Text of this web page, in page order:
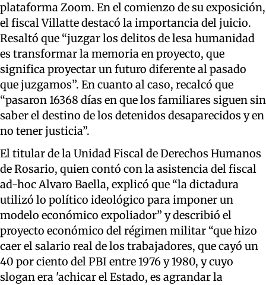
plataforma Zoom. En el comienzo de su exposición,
el fiscal Villatte destacó la importancia del juicio.
Resaltó que “juzgar los delitos de lesa humanidad
es transformar la memoria en proyecto, que
significa proyectar un futuro diferente al pasado
que juzgamos”. En cuanto al caso, recalcó que
“pasaron 16368 días en que los familiares siguen sin
saber el destino de los detenidos desaparecidos y en
no tener justicia”.
El titular de la Unidad Fiscal de Derechos Humanos
de Rosario, quien contó con la asistencia del fiscal
ad-hoc Alvaro Baella, explicó que “la dictadura
utilizó lo político ideológico para imponer un
modelo económico expoliador” y describió el
proyecto económico del régimen militar “que hizo
caer el salario real de los trabajadores, que cayó un
40 por ciento del PBI entre 1976 y 1980, y cuyo
slogan era 'achicar el Estado, es agrandar la